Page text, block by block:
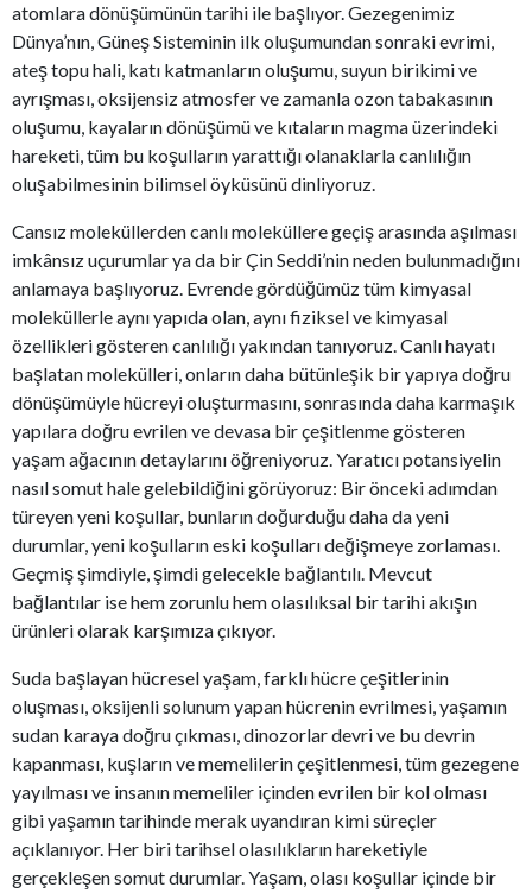
atomlara dönüşümünün tarihi ile başlıyor. Gezegenimiz
Dünya’nın, Güneş Sisteminin ilk oluşumundan sonraki evrimi,
ateş topu hali, katı katmanların oluşumu, suyun birikimi ve
ayrışması, oksijensiz atmosfer ve zamanla ozon tabakasının
oluşumu, kayaların dönüşümü ve kıtaların magma üzerindeki
hareketi, tüm bu koşulların yarattığı olanaklarla canlılığın
oluşabilmesinin bilimsel öyküsünü dinliyoruz.
Cansız moleküllerden canlı moleküllere geçiş arasında aşılması
imkânsız uçurumlar ya da bir Çin Seddi’nin neden bulunmadığını
anlamaya başlıyoruz. Evrende gördüğümüz tüm kimyasal
moleküllerle aynı yapıda olan, aynı fiziksel ve kimyasal
özellikleri gösteren canlılığı yakından tanıyoruz. Canlı hayatı
başlatan molekülleri, onların daha bütünleşik bir yapıya doğru
dönüşümüyle hücreyi oluşturmasını, sonrasında daha karmaşık
yapılara doğru evrilen ve devasa bir çeşitlenme gösteren
yaşam ağacının detaylarını öğreniyoruz. Yaratıcı potansiyelin
nasıl somut hale gelebildiğini görüyoruz: Bir önceki adımdan
türeyen yeni koşullar, bunların doğurduğu daha da yeni
durumlar, yeni koşulların eski koşulları değişmeye zorlaması.
Geçmiş şimdiyle, şimdi gelecekle bağlantılı. Mevcut
bağlantılar ise hem zorunlu hem olasılıksal bir tarihi akışın
ürünleri olarak karşımıza çıkıyor.
Suda başlayan hücresel yaşam, farklı hücre çeşitlerinin
oluşması, oksijenli solunum yapan hücrenin evrilmesi, yaşamın
sudan karaya doğru çıkması, dinozorlar devri ve bu devrin
kapanması, kuşların ve memelilerin çeşitlenmesi, tüm gezegene
yayılması ve insanın memeliler içinden evrilen bir kol olması
gibi yaşamın tarihinde merak uyandıran kimi süreçler
açıklanıyor. Her biri tarihsel olasılıkların hareketiyle
gerçekleşen somut durumlar. Yaşam, olası koşullar içinde bir